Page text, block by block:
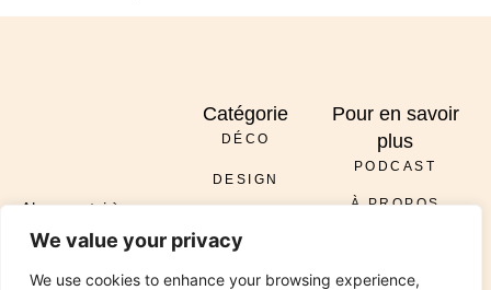
We value your privacy
We use cookies to enhance your browsing experience,
Catégorie
DÉCO
DESIGN
INSTAGRAMPINTEREST
TIKTOKPODCAST
LINKEDIN
Pour en savoir
plus
PODCAST
À PROPOS
CONTACT